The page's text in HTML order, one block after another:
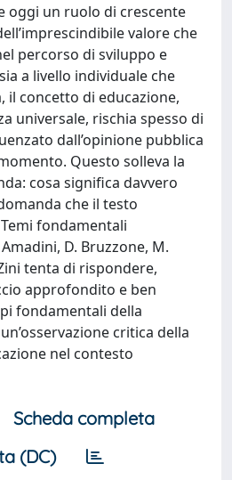
oggi un ruolo di crescente
valore che
percorso di sviluppo e
a livello individuale che
il concetto di educazione,
universale, rischia spesso di
dall’opinione pubblica
Questo solleva la
cosa significa davvero
che il testo
fondamentali
D. Bruzzone, M.
tenta di rispondere,
approfondito e ben
fondamentali della
critica della
nel contesto
Scheda completa
(DC)